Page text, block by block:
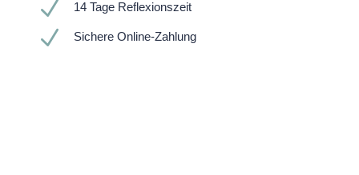
N 14 Tage Reflexionszeit
N Sichere Online-Zahlung